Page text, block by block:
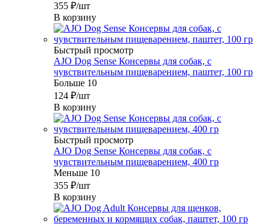
355 ₽/шт
В корзину
Быстрый просмотр
AJO Dog Sense Консервы для собак, с
чувствительным пищеварением, паштет, 100 гр
Больше 10
124 ₽/шт
В корзину
Быстрый просмотр
AJO Dog Sense Консервы для собак, с
чувствительным пищеварением, 400 гр
Меньше 10
355 ₽/шт
В корзину